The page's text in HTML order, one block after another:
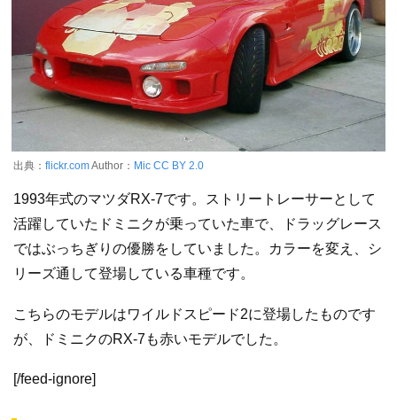
出典： flickr.comAuthor： Mic CC BY 2.0
1993年式のマツダRX-7です。ストリートレーサーとして
活躍していたドミニクが乗っていた車で、ドラッグレース
ではぶっちぎりの優勝をしていました。カラーを変え、シ
リーズ通して登場している車種です。
こちらのモデルはワイルドスピード2に登場したものです
が、ドミニクのRX-7も赤いモデルでした。
[/feed-ignore]